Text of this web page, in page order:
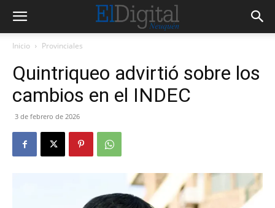
Inicio Provinciales
Quintriqueo advirtió sobre los
cambios en el INDEC
3 de febrero de 2026